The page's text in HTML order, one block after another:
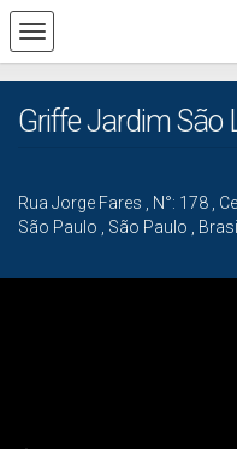
Griffe Jardim São
Rua Jorge Fares N°: 178
São Paulo
São Paulo Brasil